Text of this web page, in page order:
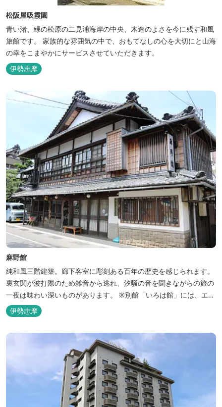
松阪屋吸霞園
青い渚、緑の松原の二見浦海岸の中央、木造のよさを今に残す和風
旅館です。 家族的な雰囲気の中で、おもてなしの心を大切にと山海
の幸をこまやかにサービスさせていただきます。
伊勢志摩
麻野館
純和風三階建築。廊下客室に彫刻ある百年の歴史を感じられます。
裏玄関が波打際のため雑音から逃れ、汐騒の音を聞きながらの旅の
一夜は味わい深いものがあります。 ※別館「いろは館」には、エイ
リアンやプレデターのリアルな模型があり、初めて見た方はビック
リしますよ。
伊勢志摩